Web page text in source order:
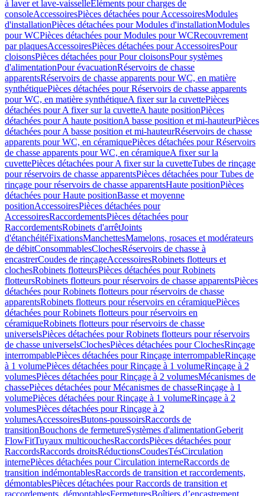
à laver et lave-vaisselleEléments pour charges de
consoleAccessoiresPièces détachées pour AccessoiresModules
d'installationPièces détachées pour Modules d'installationModules
pour WCPièces détachées pour Modules pour WCRecouvrement
par plaquesAccessoiresPièces détachées pour AccessoiresPour
cloisonsPièces détachées pour Pour cloisonsPour systèmes
d'alimentationPour évacuationRéservoirs de chasse
apparentsRéservoirs de chasse apparents pour WC, en matière
synthétiquePièces détachées pour Réservoirs de chasse apparents
pour WC, en matière synthétiqueA fixer sur la cuvettePièces
détachées pour A fixer sur la cuvetteA haute positionPièces
détachées pour A haute positionA basse position et mi-hauteurPièces
détachées pour A basse position et mi-hauteurRéservoirs de chasse
apparents pour WC, en céramiquePièces détachées pour Réservoirs
de chasse apparents pour WC, en céramiqueA fixer sur la
cuvettePièces détachées pour A fixer sur la cuvetteTubes de rinçage
pour réservoirs de chasse apparentsPièces détachées pour Tubes de
rinçage pour réservoirs de chasse apparentsHaute positionPièces
détachées pour Haute positionBasse et moyenne
positionAccessoiresPièces détachées pour
AccessoiresRaccordementsPièces détachées pour
RaccordementsRobinets d'arrêtJoints
d'étanchéitéFixationsManchettesMamelons, rosaces et modérateurs
de débitConsommablesClochesRéservoirs de chasse à
encastrerCoudes de rinçageAccessoiresRobinets flotteurs et
clochesRobinets flotteursPièces détachées pour Robinets
flotteursRobinets flotteurs pour réservoirs de chasse apparentsPièces
détachées pour Robinets flotteurs pour réservoirs de chasse
apparentsRobinets flotteurs pour réservoirs en céramiquePièces
détachées pour Robinets flotteurs pour réservoirs en
céramiqueRobinets flotteurs pour réservoirs de chasse
universelsPièces détachées pour Robinets flotteurs pour réservoirs
de chasse universelsClochesPièces détachées pour ClochesRinçage
interrompablePièces détachées pour Rinçage interrompableRinçage
à 1 volumePièces détachées pour Rinçage à 1 volumeRinçage à 2
volumesPièces détachées pour Rinçage à 2 volumesMécanismes de
chassePièces détachées pour Mécanismes de chasseRinçage à 1
volumePièces détachées pour Rinçage à 1 volumeRinçage à 2
volumesPièces détachées pour Rinçage à 2
volumesAccessoiresButons-poussoirsRaccords de
transitionBouchons de fermetureSystèmes d'alimentationGeberit
FlowFitTuyaux multicouchesRaccordsPièces détachées pour
RaccordsRaccords droitsRéductionsCoudesTésCirculation
internePièces détachées pour Circulation interneRaccords de
transition indémontablesRaccords de transition et raccordements,
démontablesPièces détachées pour Raccords de transition et
raccordements, démontablesFermeturesBoîtiers d’encastrement